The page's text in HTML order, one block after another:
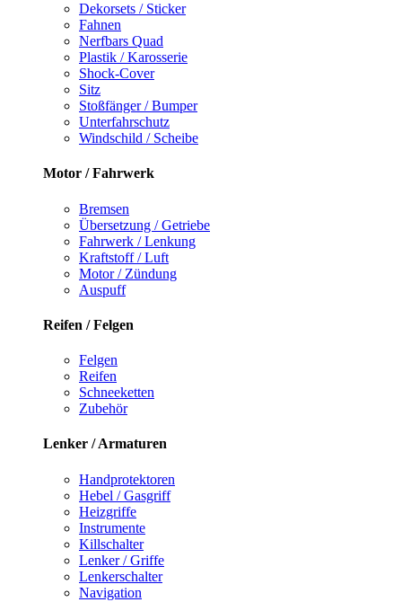
Dekorsets / Sticker
Fahnen
Nerfbars Quad
Plastik / Karosserie
Shock-Cover
Sitz
Stoßfänger / Bumper
Unterfahrschutz
Windschild / Scheibe
Motor / Fahrwerk
Bremsen
Übersetzung / Getriebe
Fahrwerk / Lenkung
Kraftstoff / Luft
Motor / Zündung
Auspuff
Reifen / Felgen
Felgen
Reifen
Schneeketten
Zubehör
Lenker / Armaturen
Handprotektoren
Hebel / Gasgriff
Heizgriffe
Instrumente
Killschalter
Lenker / Griffe
Lenkerschalter
Navigation